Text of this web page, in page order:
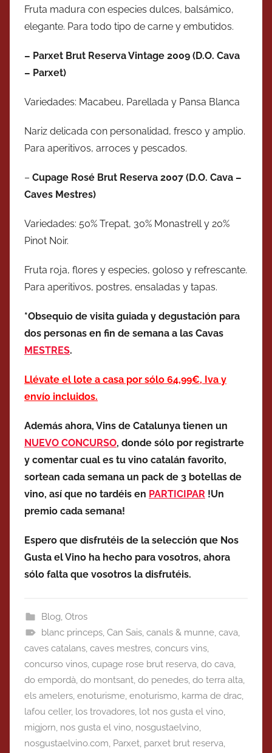
Fruta madura con especies dulces, balsámico,
elegante. Para todo tipo de carne y embutidos.
– Parxet Brut Reserva Vintage 2009 (D.O. Cava
– Parxet)
Variedades: Macabeu, Parellada y Pansa Blanca
Nariz delicada con personalidad, fresco y amplio.
Para aperitivos, arroces y pescados.
– Cupage Rosé Brut Reserva 2007 (D.O. Cava –
Caves Mestres)
Variedades: 50% Trepat, 30% Monastrell y 20%
Pinot Noir.
Fruta roja, flores y especies, goloso y refrescante.
Para aperitivos, postres, ensaladas y tapas.
*Obsequio de visita guiada y degustación para
dos personas en fin de semana a las Cavas
MESTRES.
Llévate el lote a casa por sólo 64,99€, Iva y
envío incluidos.
Además ahora, Vins de Catalunya tienen un
NUEVO CONCURSO, donde sólo por registrarte
y comentar cual es tu vino catalán favorito,
sortean cada semana un pack de 3 botellas de
vino, así que no tardéis en PARTICIPAR !Un
premio cada semana!
Espero que disfrutéis de la selección que Nos
Gusta el Vino ha hecho para vosotros, ahora
sólo falta que vosotros la disfrutéis.
Blog, Otros
blanc princeps, Can Sais, canals & munne, cava,
caves catalans, caves mestres, concurs vins,
concurso vinos, cupage rose brut reserva, do cava,
do empordà, do montsant, do penedes, do terra alta,
els amelers, enoturisme, enoturismo, karma de drac,
lafou celler, los trovadores, lot nos gusta el vino,
migjorn, nos gusta el vino, nosgustaelvino,
nosgustaelvino.com, Parxet, parxet brut reserva,